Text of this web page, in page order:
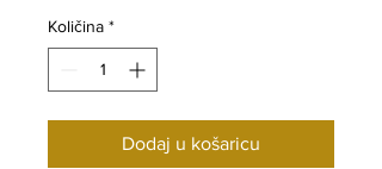
Količina *
Dodaj u košaricu